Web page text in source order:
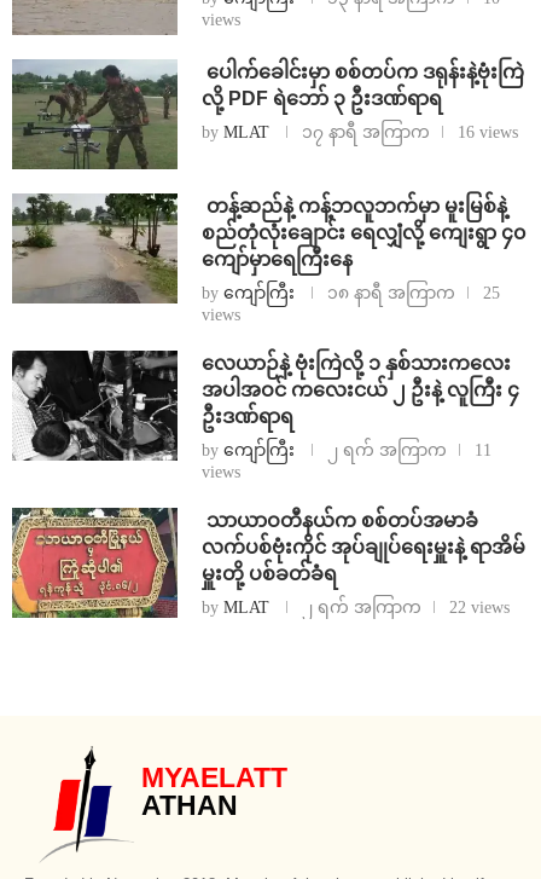
views
⁩ ⁨ပေါက်ခေါင်းမှာ စစ်တပ်က ဒရုန်းနဲ့ဗုံးကြဲ
လို့ PDF ရဲဘော် ၃ ဦးဒဏ်ရာရ
by MLAT ၁၇ နာရီ အကြာက 16 views
⁩ ⁨တန့်ဆည်နဲ့ ကန့်ဘလူဘက်မှာ မူးမြစ်နဲ့
စည်တုံလုံးချောင်း ရေလျှံလို့ ကျေးရွာ ၄၀
ကျော်မှာရေကြီးနေ
by ကျော်ကြီး ၁၈ နာရီ အကြာက
25
views
⁨လေယာဉ်နဲ့ ဗုံးကြဲလို့ ၁ နှစ်သားကလေး
အပါအဝင် ကလေးငယ် ၂ ဦးနဲ့ လူကြီး ၄
ဦးဒဏ်ရာရ
by ကျော်ကြီး ၂ ရက် အကြာက
11
views
⁩ ⁨သာယာဝတီနယ်က စစ်တပ်အမာခံ
လက်ပစ်ဗုံးကိုင် အုပ်ချုပ်ရေးမှူးနဲ့ ရာအိမ်
မှူးတို့ ပစ်ခတ်ခံရ
by MLAT ၂ ရက် အကြာက 22 views
MYAELATT
ATHAN